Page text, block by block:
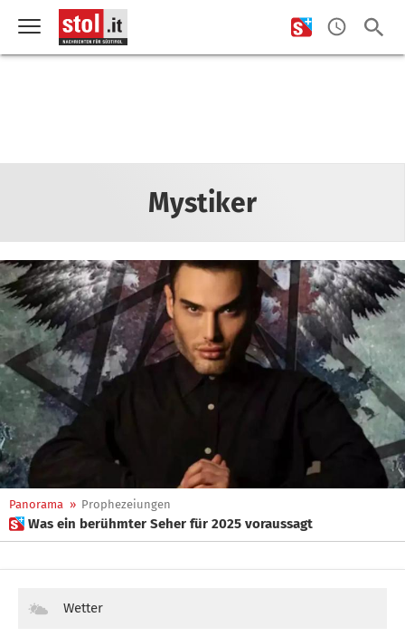
Mystiker
Panorama » Prophezeiungen
 Was ein berühmter Seher für 2025 voraussagt
Wetter